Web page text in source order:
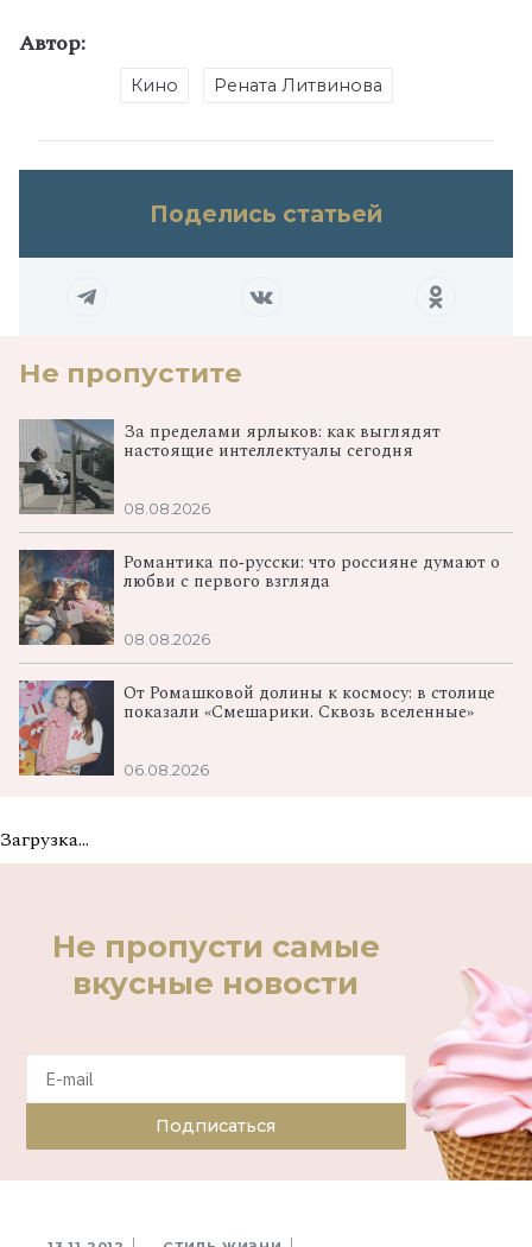
Автор:
Кино Рената Литвинова
Поделись статьей
Не пропустите
За пределами ярлыков: как выглядят
настоящие интеллектуалы сегодня
08.08.2026
Романтика по‑русски: что россияне думают о
любви с первого взгляда
08.08.2026
От Ромашковой долины к космосу: в столице
показали «Смешарики. Сквозь вселенные»
06.08.2026
Загрузка...
Не пропусти самые
вкусные новости
Подписаться